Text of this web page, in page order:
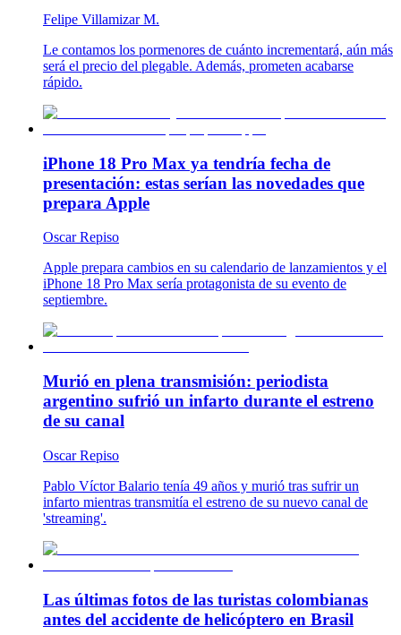
Felipe Villamizar M.
Le contamos los pormenores de cuánto incrementará, aún más
será el precio del plegable. Además, prometen acabarse
rápido.
iPhone 18 Pro Max ya tendría fecha de
presentación: estas serían las novedades que
prepara Apple
Oscar Repiso
Apple prepara cambios en su calendario de lanzamientos y el
iPhone 18 Pro Max sería protagonista de su evento de
septiembre.
Murió en plena transmisión: periodista
argentino sufrió un infarto durante el estreno
de su canal
Oscar Repiso
Pablo Víctor Balario tenía 49 años y murió tras sufrir un
infarto mientras transmitía el estreno de su nuevo canal de
'streaming'.
Las últimas fotos de las turistas colombianas
antes del accidente de helicóptero en Brasil